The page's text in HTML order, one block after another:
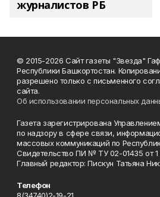
журналистов РБ
© 2015-2026 Сайт газеты "Звезда"
Республики Башкортостан.
разрешено только с письменного
сайта.
Об использовании персональных
Газета зарегистрирована
по надзору в сфере связи,
массовых коммуникаций по
Свидетельство ПИ № ТУ 02-01435 от 1
Главный редактор: Пискун Татьяна
Телефон